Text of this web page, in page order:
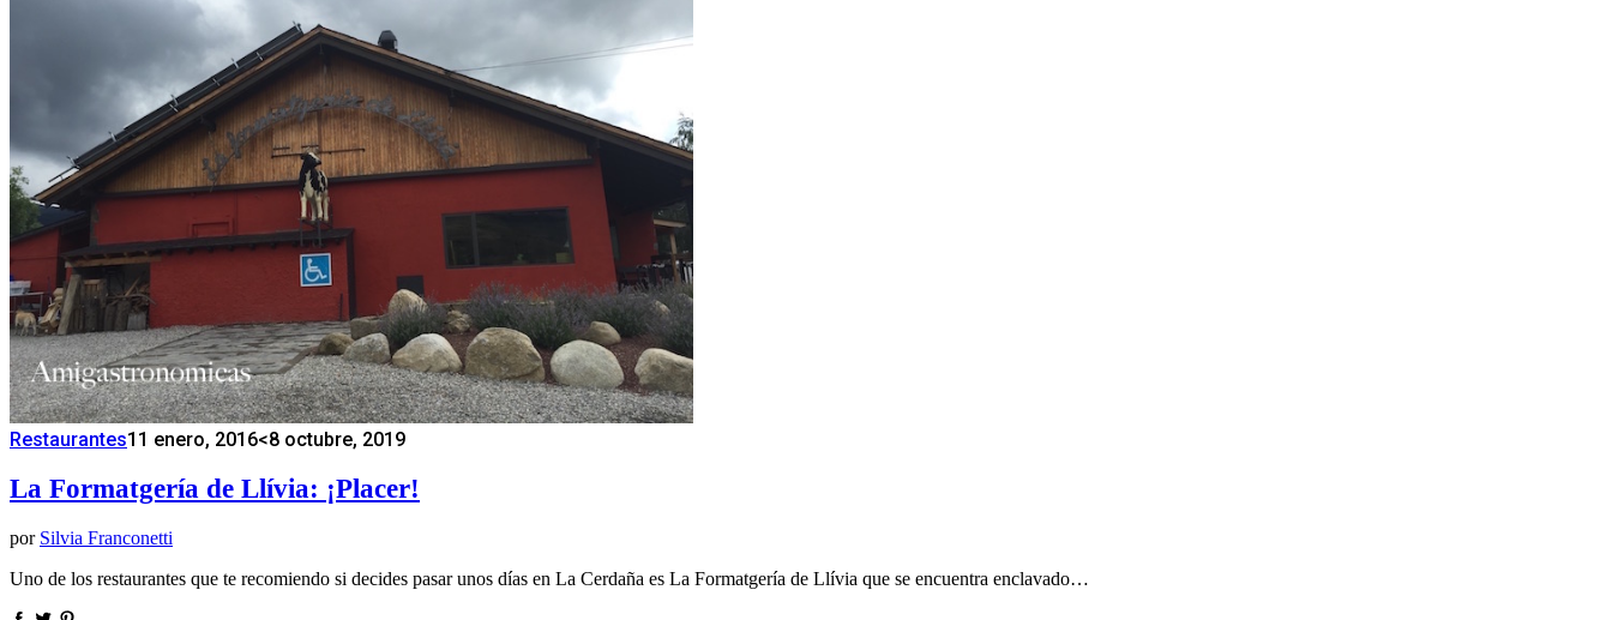
Restaurantes11 enero, 2016<8 octubre, 2019
La Formatgería de Llívia: ¡Placer!
por Silvia Franconetti
Uno de los restaurantes que te recomiendo si decides pasar unos días en La Cerdaña es La Formatgería de Llívia que se encuentra enclavado…